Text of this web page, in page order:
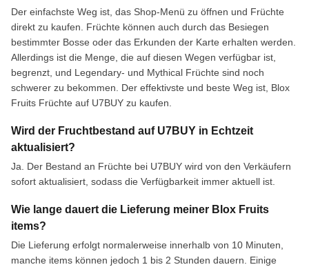
Der einfachste Weg ist, das Shop-Menü zu öffnen und Früchte
direkt zu kaufen. Früchte können auch durch das Besiegen
bestimmter Bosse oder das Erkunden der Karte erhalten werden.
Allerdings ist die Menge, die auf diesen Wegen verfügbar ist,
begrenzt, und Legendary- und Mythical Früchte sind noch
schwerer zu bekommen. Der effektivste und beste Weg ist, Blox
Fruits Früchte auf U7BUY zu kaufen.
Wird der Fruchtbestand auf U7BUY in Echtzeit
aktualisiert?
Ja. Der Bestand an Früchte bei U7BUY wird von den Verkäufern
sofort aktualisiert, sodass die Verfügbarkeit immer aktuell ist.
Wie lange dauert die Lieferung meiner Blox Fruits
items?
Die Lieferung erfolgt normalerweise innerhalb von 10 Minuten,
manche items können jedoch 1 bis 2 Stunden dauern. Einige